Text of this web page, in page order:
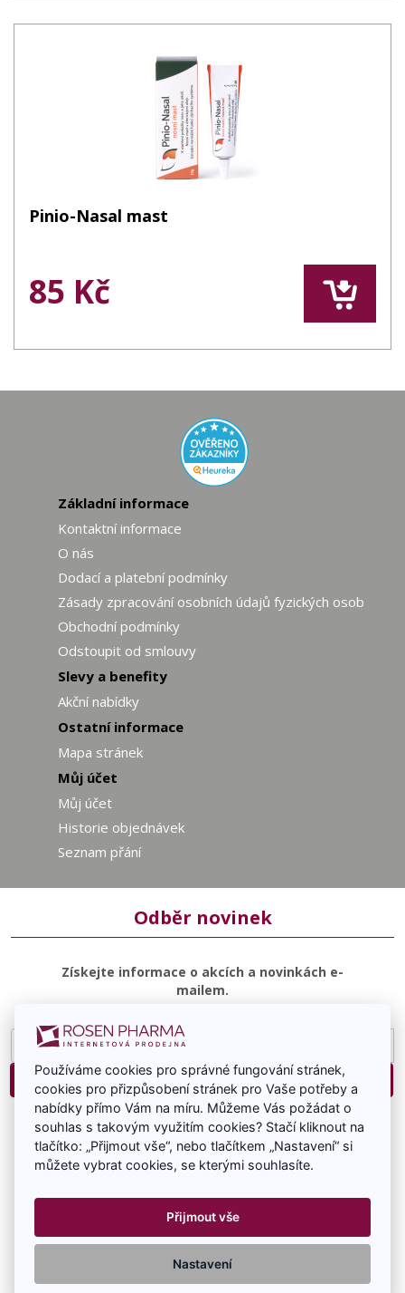
Pinio-Nasal mast
85 Kč
Základní informace
Kontaktní informace
O nás
Dodací a platební podmínky
Zásady zpracování osobních údajů fyzických osob
Obchodní podmínky
Odstoupit od smlouvy
Slevy a benefity
Akční nabídky
Ostatní informace
Mapa stránek
Můj účet
Můj účet
Historie objednávek
Seznam přání
Odběr novinek
Získejte informace o akcích a novinkách e-
mailem.
adresa
Přihlásit
Souhlasím se zasíláním e-mailové komunikace.
RosenPharma a.s. 2026 Všechna práva vyhrazena -
www.rosenpharma.cz
Používáme cookies pro správné fungování stránek,
cookies pro přizpůsobení stránek pro Vaše potřeby a
nabídky přímo Vám na míru. Můžeme Vás požádat o
souhlas s takovým využitím cookies? Stačí kliknout na
tlačítko: „Přijmout vše“, nebo tlačítkem „Nastavení“ si
můžete vybrat cookies, se kterými souhlasíte.
Přijmout vše
Nastavení